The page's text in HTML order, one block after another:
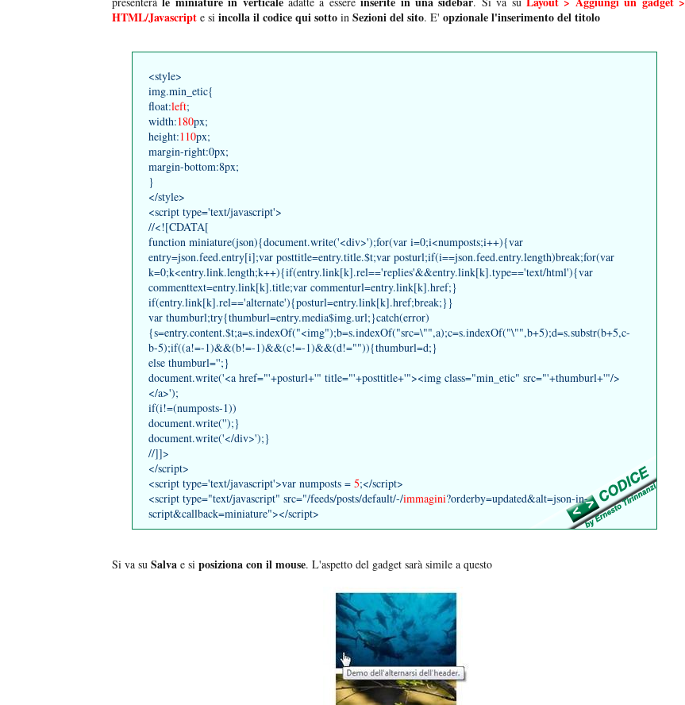
HTML/Javascript e si incolla il codice qui sotto in Sezioni del sito. E' opzionale l'inserimento del titolo
<style>
img.min_etic{
float:left;
width:180px;
height:110px;
margin-right:0px;
margin-bottom:8px;
}
</style>
<script type='text/javascript'>
//<![CDATA[
function miniature(json){document.write('<div>');for(var i=0;i<numposts;i++){var
entry=json.feed.entry[i];var posttitle=entry.title.$t;var posturl;if(i==json.feed.entry.length)break;for(var
k=0;k<entry.link.length;k++){if(entry.link[k].rel=='replies'&&entry.link[k].type=='text/html'){var
commenttext=entry.link[k].title;var commenturl=entry.link[k].href;}
if(entry.link[k].rel=='alternate'){posturl=entry.link[k].href;break;}}
var thumburl;try{thumburl=entry.media$img.url;}catch(error)
{s=entry.content.$t;a=s.indexOf("<img");b=s.indexOf("src=\"",a);c=s.indexOf("\"",b+5);d=s.substr(b+5,c-
b-5);if((a!=-1)&&(b!=-1)&&(c!=-1)&&(d!="")){thumburl=d;}
else thumburl='';}
document.write('<a href="'+posturl+'" title="'+posttitle+'"><img class="min_etic" src="'+thumburl+'"/>
</a>');
if(i!=(numposts-1))
document.write('');}
document.write('</div>');}
//]]>
</script>
<script type='text/javascript'>var numposts = 5;</script>
<script type="text/javascript" src="/feeds/posts/default/-/immagini?orderby=updated&alt=json-in-
script&callback=miniature"></script>
Si va su Salva e si posiziona con il mouse. L'aspetto del gadget sarà simile a questo